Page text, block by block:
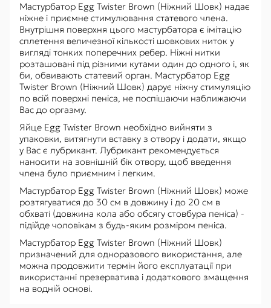
Мастурбатор Egg Twister Brown (Ніжний Шовк) надає
ніжне і приємне стимулювання статевого члена.
Внутрішня поверхня цього мастурбатора є імітацію
сплетення величезної кількості шовкових ниток у
вигляді тонких поперечних ребер. Ніжні нитки
розташовані під різними кутами один до одного і, як
би, обвивають статевий орган. Мастурбатор Egg
Twister Brown (Ніжний Шовк) дарує ніжну стимуляцію
по всій поверхні пеніса, не поспішаючи наближаючи
Вас до оргазму.
Яйце Egg Twister Brown необхідно вийняти з
упаковки, витягнути вставку з отвору і додати, якщо
у Вас є лубрикант. Лубрикант рекомендується
наносити на зовнішній бік отвору, щоб введення
члена було приємним і легким.
Мастурбатор Egg Twister Brown (Ніжний Шовк) може
розтягуватися до 30 см в довжину і до 20 см в
обхваті (довжина кола або обсягу стовбура пеніса) -
підійде чоловікам з будь-яким розміром пеніса.
Мастурбатор Egg Twister Brown (Ніжний Шовк)
призначений для одноразового використання, але
можна продовжити термін його експлуатації при
використанні презерватива і додаткового змащення
на водній основі.